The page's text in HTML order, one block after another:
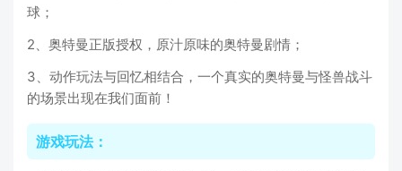
球；
2、奥特曼正版授权，原汁原味的奥特曼剧情；
3、动作玩法与回忆相结合，一个真实的奥特曼与怪兽战斗
的场景出现在我们面前！
游戏玩法：